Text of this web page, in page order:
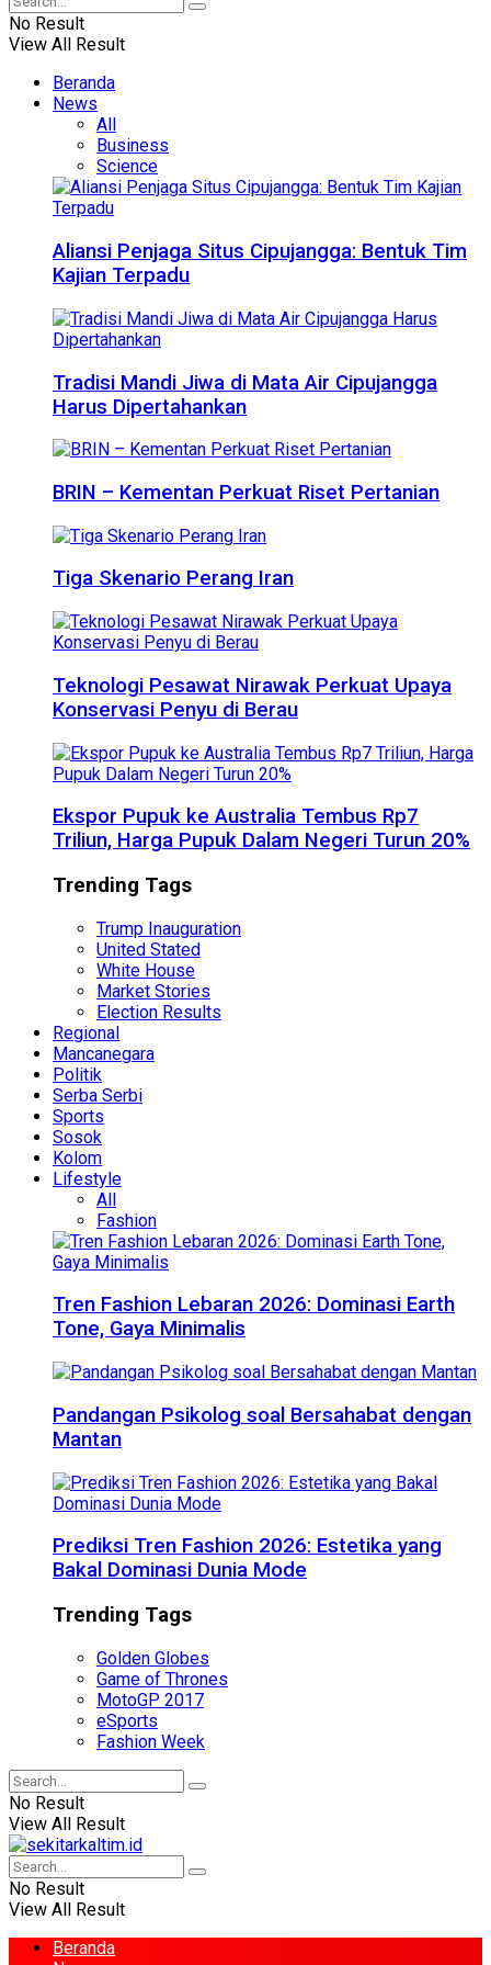
No Result
View All Result
Beranda
News
All
Business
Science
Aliansi Penjaga Situs Cipujangga: Bentuk Tim
Kajian Terpadu
Tradisi Mandi Jiwa di Mata Air Cipujangga
Harus Dipertahankan
BRIN – Kementan Perkuat Riset Pertanian
Tiga Skenario Perang Iran
Teknologi Pesawat Nirawak Perkuat Upaya
Konservasi Penyu di Berau
Ekspor Pupuk ke Australia Tembus Rp7
Triliun, Harga Pupuk Dalam Negeri Turun 20%
Trending Tags
Trump Inauguration
United Stated
White House
Market Stories
Election Results
Regional
Mancanegara
Politik
Serba Serbi
Sports
Sosok
Kolom
Lifestyle
All
Fashion
Tren Fashion Lebaran 2026: Dominasi Earth
Tone, Gaya Minimalis
Pandangan Psikolog soal Bersahabat dengan
Mantan
Prediksi Tren Fashion 2026: Estetika yang
Bakal Dominasi Dunia Mode
Trending Tags
Golden Globes
Game of Thrones
MotoGP 2017
eSports
Fashion Week
No Result
View All Result
No Result
View All Result
Beranda